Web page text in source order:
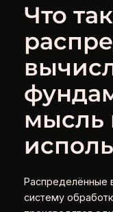
Что
мысль
Распределённые
систему